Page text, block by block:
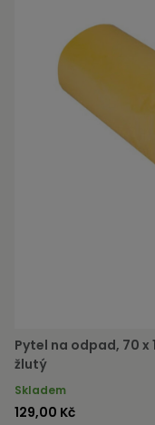
Pytel na odpad, 70 x
žlutý
Skladem
129,00 Kč